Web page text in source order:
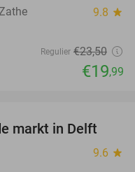
9.8 star
Regulier €23,50
€19,99
50%
markt in Delft
9.6 star